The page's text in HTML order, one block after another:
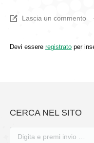
Lascia un commento
Devi essere registrato per
CERCA NEL SITO